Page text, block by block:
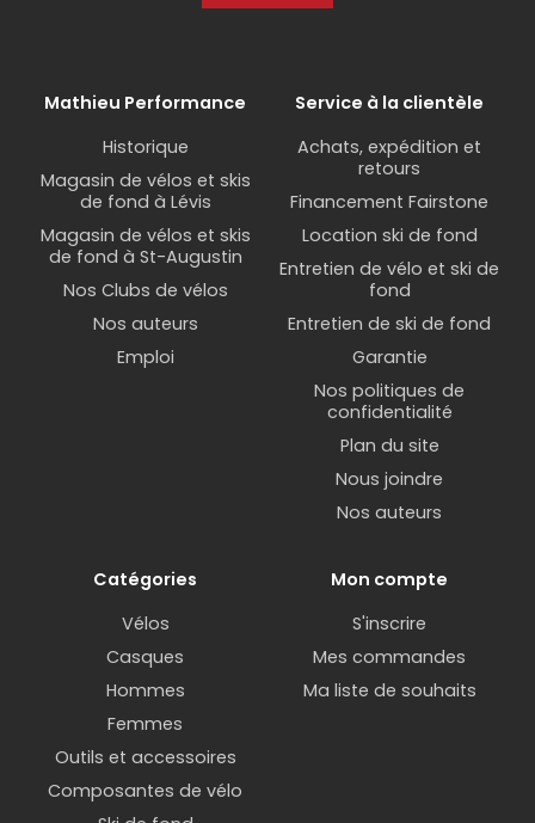
Mathieu Performance
Historique
Magasin de vélos et skis
de fond à Lévis
Magasin de vélos et skis
de fond à St-Augustin
Nos Clubs de vélos
Nos auteurs
Emploi
Service à la clientèle
Achats, expédition et
retours
Financement Fairstone
Location ski de fond
Entretien de vélo et ski de
fond
Entretien de ski de fond
Garantie
Nos politiques de
confidentialité
Plan du site
Nous joindre
Nos auteurs
Catégories
Vélos
Casques
Hommes
Femmes
Outils et accessoires
Composantes de vélo
Mon compte
S'inscrire
Mes commandes
Ma liste de souhaits